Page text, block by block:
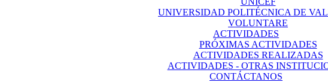
UNIVERSIDAD POLITÉCNICA DE
VOLUNTARE
ACTIVIDADES
PRÓXIMAS ACTIVIDADES
ACTIVIDADES REALIZADAS
ACTIVIDADES - OTRAS
CONTÁCTANOS